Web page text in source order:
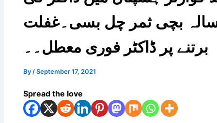
غفلت۔ 5 سالہ بچی ثمر چل بسی۔غفلت
برتنے پر ڈاکٹر فوری معطل۔۔
By /September 17, 2021
Spread the love